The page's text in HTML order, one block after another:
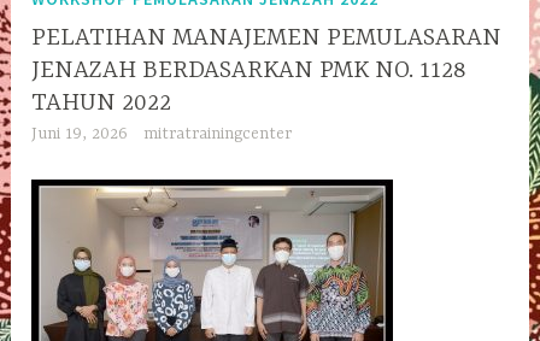
PELATIHAN MANAJEMEN PEMULASARAN
JENAZAH BERDASARKAN PMK NO. 1128
TAHUN 2022
Juni 19, 2026 mitratrainingcenter